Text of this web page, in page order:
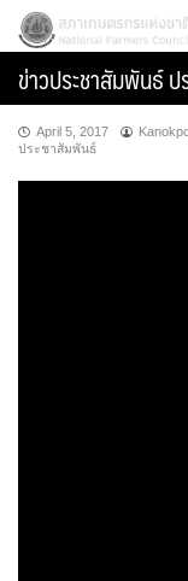
Skip
content
สภาเกษตรกรแห่งชา
ข่าวประชาสัมพันธ์
April 5, 2017
ประชาสัมพันธ์